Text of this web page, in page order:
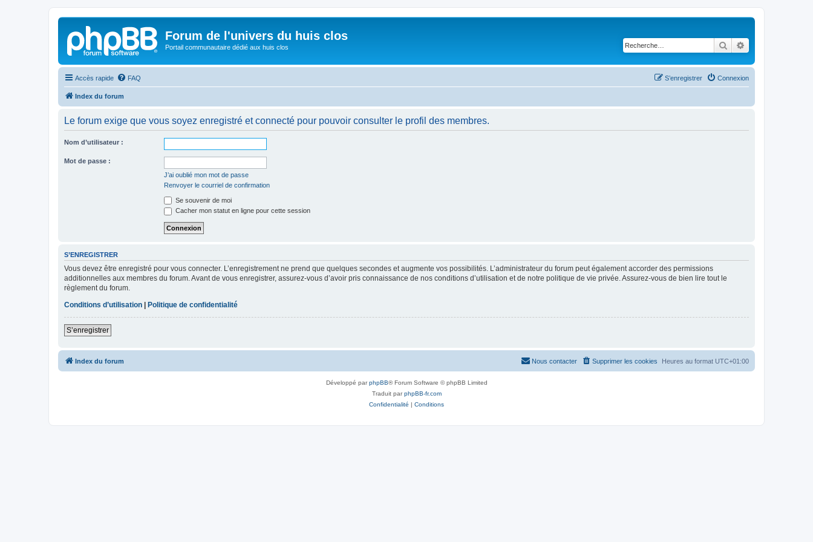
Forum de l'univers du huis clos
Portail communautaire dédié aux huis clos Rechercher
Accès rapide FAQ Connexion
S’enregistrer
Index du forum
Le forum exige que vous soyez enregistré et connecté pour pouvoir consulter le profil des membres.
Nom d’utilisateur :
Mot de passe :
J’ai oublié mon mot de passe
Renvoyer le courriel de confirmation
Se souvenir de moi
Cacher mon statut en ligne pour cette session
S’ENREGISTRER
Vous devez être enregistré pour vous connecter. L’enregistrement ne prend que quelques secondes et augmente vos possibilités. L’administrateur du forum peut également accorder des permissions
additionnelles aux membres du forum. Avant de vous enregistrer, assurez-vous d’avoir pris connaissance de nos conditions d’utilisation et de notre politique de vie privée. Assurez-vous de bien lire tout le
règlement du forum.
Conditions d’utilisation
Politique de confidentialité
S’enregistrer
Index du forum Heures au format UTC+01:00
Supprimer les cookies
Nous contacter
Développé parphpBB® Forum Software © phpBB Limited
Traduit parphpBB-fr.com
Confidentialité | Conditions